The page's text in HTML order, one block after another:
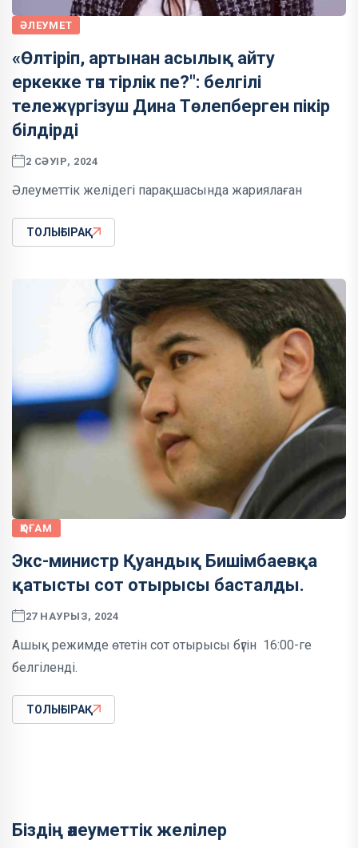
ӘЛЕУМЕТ
«Өлтіріп, артынан асылық айту
еркекке тән тірлік пе?": белгілі
тележүргізуш Дина Төлепберген пікір
білдірді
2 СӘУІР, 2024
Әлеуметтік желідегі парақшасында жариялаған
ТОЛЫҒЫРАҚ
ҚОҒАМ
Экс-министр Қуандық Бишімбаевқа
қатысты сот отырысы басталды.
27 НАУРЫЗ, 2024
Ашық режимде өтетін сот отырысы бүгін 16:00-ге
белгіленді.
ТОЛЫҒЫРАҚ
Біздің әлеуметтік желілер